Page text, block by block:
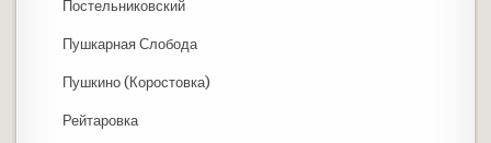
Постельниковский
Пушкарная Слобода
Пушкино (Коростовка)
Рейтаровка